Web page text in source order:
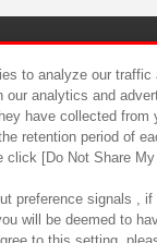
食品のご提供
to analyze our
analytics and
have collected
retention period of
[Do Not Share
preference signals ,
will be deemed to